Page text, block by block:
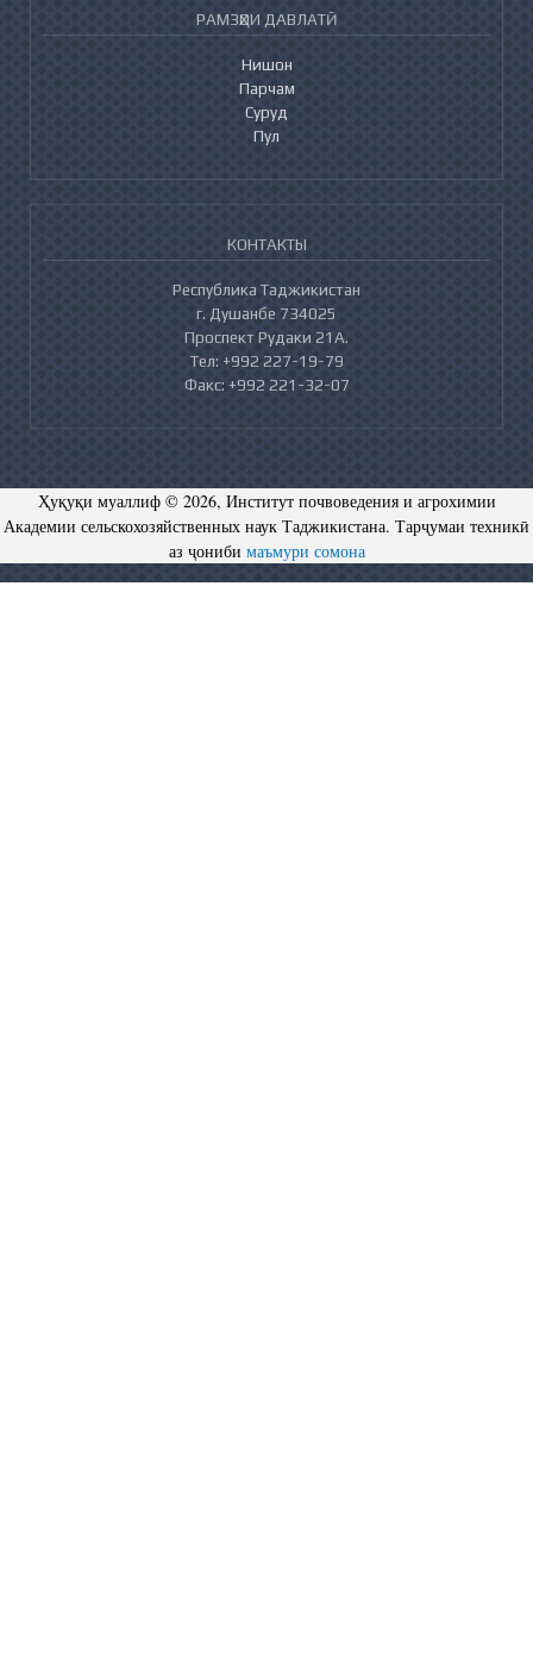
РАМЗҲОИ ДАВЛАТӢ
Нишон
Парчам
Суруд
Пул
КОНТАКТЫ
Республика Таджикистан
г. Душанбе 734025
Проспект Рудаки 21А.
Тел: +992 227-19-79
Факс: +992 221-32-07
Ҳуқуқи муаллиф © 2026, Институт почвоведения и агрохимии
Академии сельскохозяйственных наук Таджикистана. Тарҷумаи техникӣ
аз ҷониби маъмури сомона